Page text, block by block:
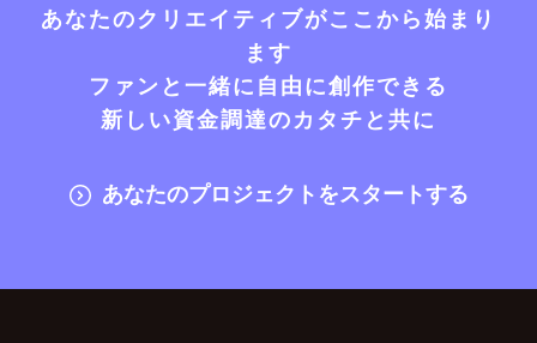
あなたのクリエイティブがここから始まり
ます
ファンと一緒に自由に創作できる
新しい資金調達のカタチと共に
あなたのプロジェクトをスタートする